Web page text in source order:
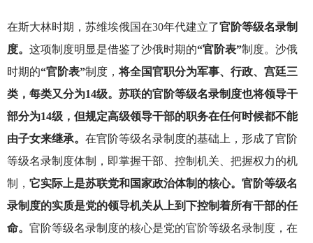
在斯大林时期，苏维埃俄国在30年代建立了官阶等级名录制
度。 这项制度明显是借鉴了沙俄时期的“官阶表”制度。沙俄
时期的“官阶表”制度，将全国官职分为军事、行政、宫廷三
类，每类又分为14级。苏联的官阶等级名录制度也将领导干
部分为14级，但规定高级领导干部的职务在任何时候都不能
由子女来继承。 在官阶等级名录制度的基础上，形成了官阶
等级名录制度体制，即掌握干部、控制机关、把握权力的机
制， 它实际上是苏联党和国家政治体制的核心。官阶等级名
录制度的实质是党的领导机关从上到下控制着所有干部的任
命。 官阶等级名录制度的核心是党的官阶等级名录制度，在